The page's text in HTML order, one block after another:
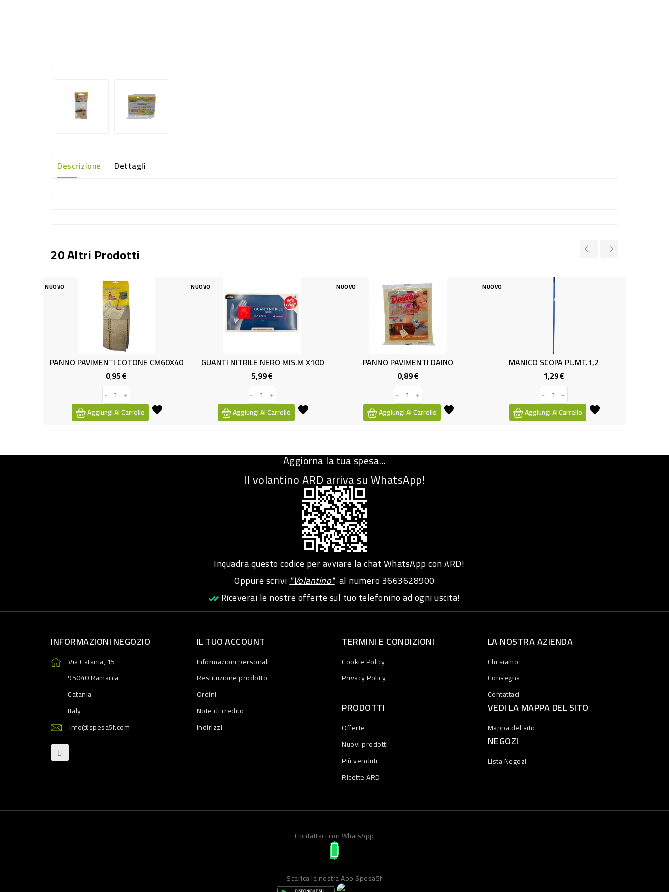
Descrizione Dettagli
20 Altri Prodotti
PAVIMENTI COTONE CM60X40
Aggiungi Al Carrello
GUANTI NITRILE NERO MIS.M X100
Aggiungi Al Carrello
PANNO PAVIMENTI DAINO
Aggiungi Al Carrello
NUOVO
MANICO SCOPA PL.MT.1,2
Aggiungi Al Carrello
CERO SACRO
Aggiorna la tua spesa...
Il volantino ARD arriva su WhatsApp!
Inquadra questo codice per avviare la chat WhatsApp con ARD!
Oppure scrivi"Volantino"al numero3663628900
Riceverai le nostre offerte sul tuo telefonino ad ogni uscita!
INFORMAZIONI NEGOZIO
Via Catania, 15
95040 Ramacca
Catania
Italy
info@spesa5f.com
IL TUO ACCOUNT
Informazioni personali
Restituzione prodotto
Ordini
Note di credito
Indirizzi
TERMINI E CONDIZIONI
Cookie Policy
Privacy Policy
LA NOSTRA AZIENDA
Chi siamo
Consegna
Contattaci
PRODOTTI
Offerte
Nuovi prodotti
Più venduti
Ricette ARD
VEDI LA MAPPA DEL SITO
Mappa del sito
NEGOZI
Lista Negozi
Contattaci con WhatsApp
Scarica la nostra App Spesa5f